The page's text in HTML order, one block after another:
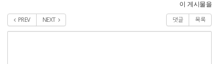
이 게시물을
PREV NEXT 댓글 목록